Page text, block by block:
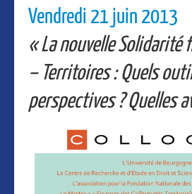
Vendredi 21 juin 2013
« La nouvelle Solidarité
– Territoires :Quels
perspectives ? Quelles